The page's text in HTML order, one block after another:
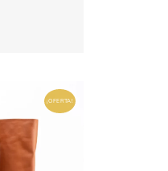
¡OFERTA!